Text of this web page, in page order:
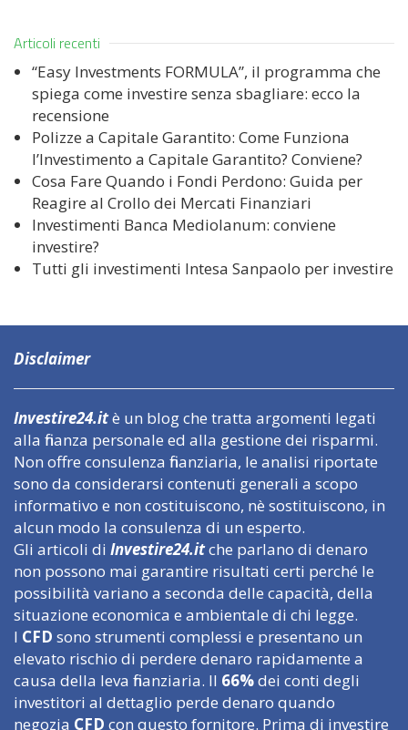
Articoli recenti
“Easy Investments FORMULA”, il programma che
spiega come investire senza sbagliare: ecco la
recensione
Polizze a Capitale Garantito: Come Funziona
l’Investimento a Capitale Garantito? Conviene?
Cosa Fare Quando i Fondi Perdono: Guida per
Reagire al Crollo dei Mercati Finanziari
Investimenti Banca Mediolanum: conviene
investire?
Tutti gli investimenti Intesa Sanpaolo per investire
Disclaimer
Investire24.itè un blog che tratta argomenti legati
alla finanza personale ed alla gestione dei risparmi.
Non offre consulenza finanziaria, le analisi riportate
sono da considerarsi contenuti generali a scopo
informativo e non costituiscono, nè sostituiscono, in
alcun modo la consulenza di un esperto.
Gli articoli di Investire24.itche parlano di denaro
non possono mai garantire risultati certi perché le
possibilità variano a seconda delle capacità, della
situazione economica e ambientale di chi legge.
I CFD sono strumenti complessi e presentano un
elevato rischio di perdere denaro rapidamente a
causa della leva finanziaria. Il 66%dei conti degli
investitori al dettaglio perde denaro quando
negozia CFD con questo fornitore. Prima di investire